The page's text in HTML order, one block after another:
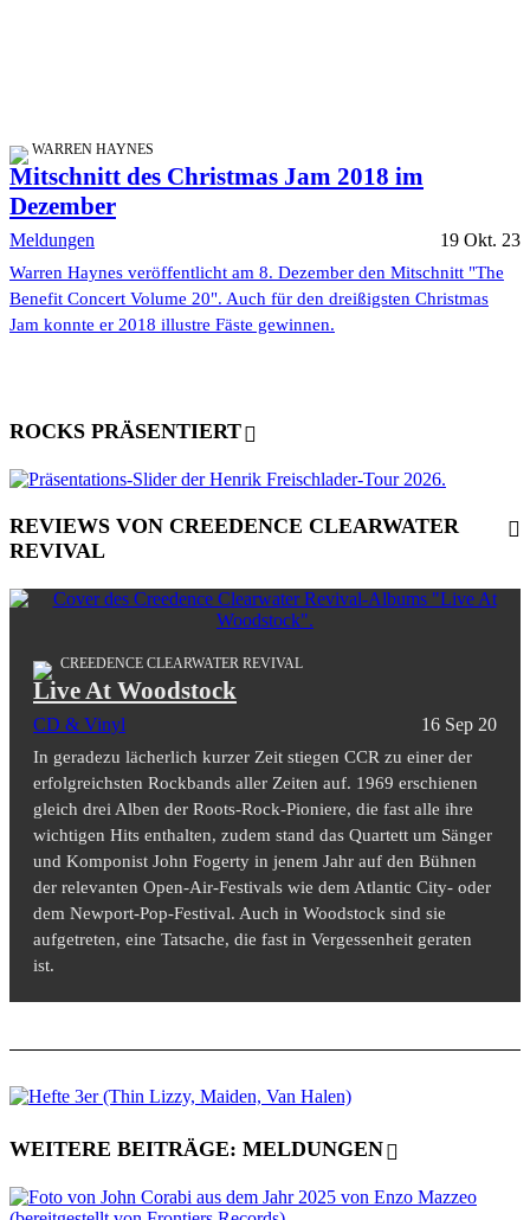
WARREN HAYNES
Mitschnitt des Christmas Jam 2018 im
Dezember
Meldungen 19 Okt. 23
Warren Haynes veröffentlicht am 8. Dezember den Mitschnitt "The
Benefit Concert Volume 20". Auch für den dreißigsten Christmas
Jam konnte er 2018 illustre Fäste gewinnen.
ROCKS PRÄSENTIERT
REVIEWS VON CREEDENCE CLEARWATER
REVIVAL
CREEDENCE CLEARWATER REVIVAL
Live At Woodstock
CD & Vinyl 16 Sep 20
In geradezu lächerlich kurzer Zeit stiegen CCR zu einer der
erfolgreichsten Rockbands aller Zeiten auf. 1969 erschienen
gleich drei Alben der Roots-Rock-Pioniere, die fast alle ihre
wichtigen Hits enthalten, zudem stand das Quartett um Sänger
und Komponist John Fogerty in jenem Jahr auf den Bühnen
der relevanten Open-Air-Festivals wie dem Atlantic City- oder
dem Newport-Pop-Festival. Auch in Woodstock sind sie
aufgetreten, eine Tatsache, die fast in Vergessenheit geraten
ist.
WEITERE BEITRÄGE: MELDUNGEN